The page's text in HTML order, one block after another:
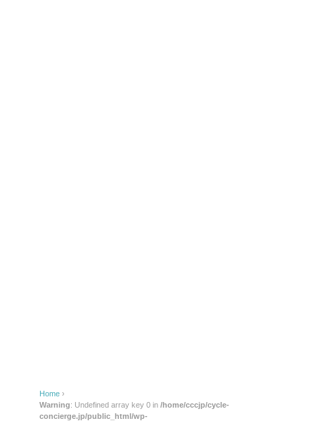
Home ›
Warning: Undefined array key 0 in /home/cccjp/cycle-
concierge.jp/public_html/wp-